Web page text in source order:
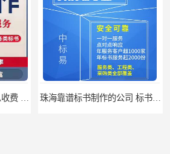
潮州靠谱代做投标书怎么收费 标书怎么做 珠海靠谱标书制作的公司 标书制作课程